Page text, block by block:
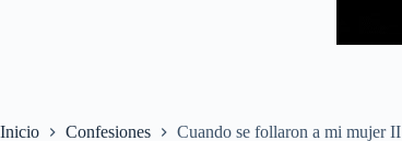
Inicio Confesiones Cuando se follaron a mi mujer II